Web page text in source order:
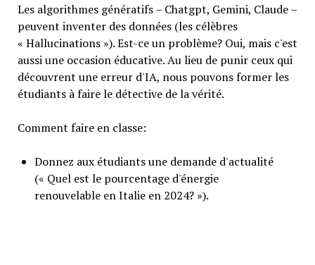
Les algorithmes génératifs – Chatgpt, Gemini, Claude –
peuvent inventer des données (les célèbres
« Hallucinations »). Est-ce un problème? Oui, mais c'est
aussi une occasion éducative. Au lieu de punir ceux qui
découvrent une erreur d'IA, nous pouvons former les
étudiants à faire le détective de la vérité.
Comment faire en classe:
Donnez aux étudiants une demande d'actualité
(« Quel est le pourcentage d'énergie
renouvelable en Italie en 2024? »).